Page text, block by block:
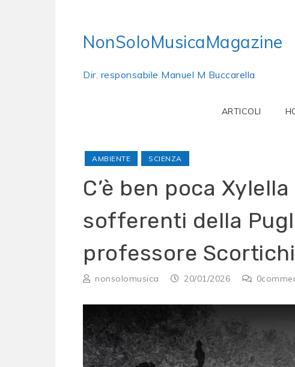
contentNonSoloMusicaMagazine
Dir. responsabile Manuel M Buccarella
ARTICOLI
AMBIENTE SCIENZA
C’è ben poca
sofferenti della
professore
nonsolomusica 20/01/2026 0